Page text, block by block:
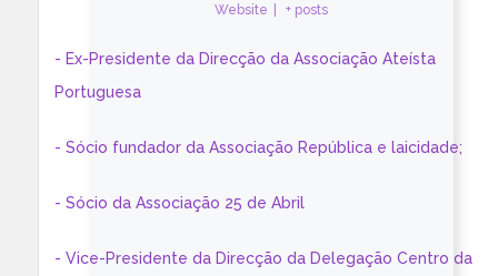
Website + posts
- Ex-Presidente da Direcção da Associação Ateísta
Portuguesa
- Sócio fundador da Associação República e laicidade;
- Sócio da Associação 25 de Abril
- Vice-Presidente da Direcção da Delegação Centro da